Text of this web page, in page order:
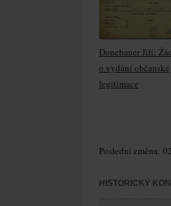
Donebauer Jiří:
o vydání občanské
legitimace
Poslední změna:
HISTORICKÝ